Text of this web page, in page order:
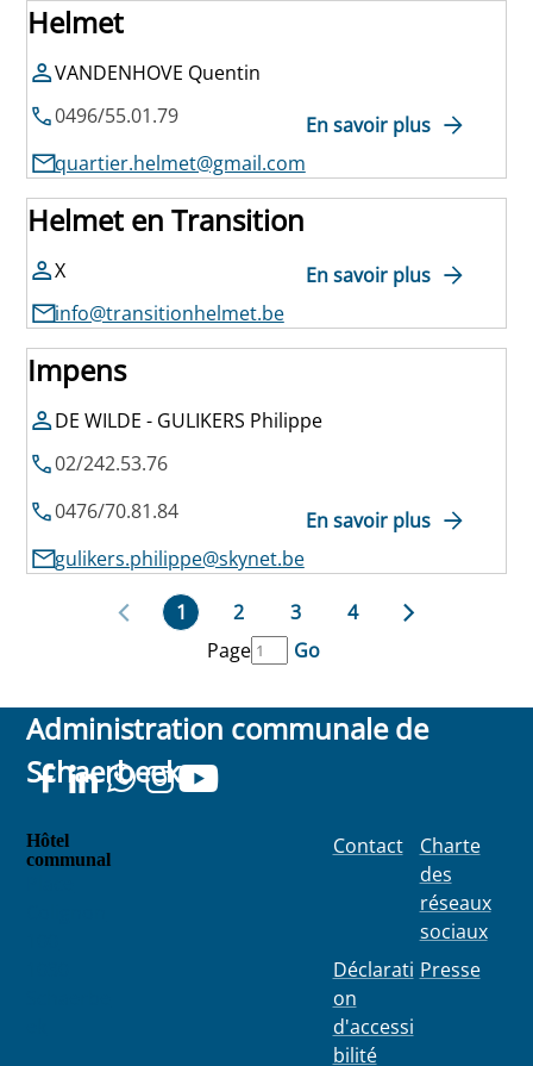
Helmet
VANDENHOVE Quentin
0496/55.01.79
quartier.helmet@gmail.com
En savoir plus
Helmet en Transition
X
info@transitionhelmet.be
En savoir plus
Impens
DE WILDE - GULIKERS Philippe
02/242.53.76
0476/70.81.84
gulikers.philippe@skynet.be
En savoir plus
1 2 3
4
Page
Go
Administration communale de
Schaerbeek
Hôtel
communal
Contact
Déclarati
on
d'accessi
bilité
Charte
des
réseaux
sociaux
Presse